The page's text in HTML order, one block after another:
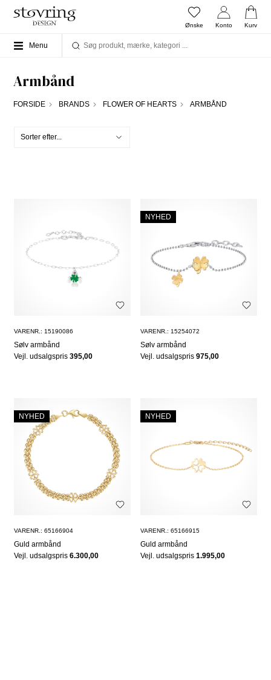
Ønske Konto Kurv
Menu
Armbånd
FORSIDE BRANDS FLOWER OF HEARTS ARMBÅND
VARENR.: 15190086
Sølv armbånd
Vejl. udsalgspris 395,00
NYHED
VARENR.: 15254072
Sølv armbånd
Vejl. udsalgspris975,00
NYHED
VARENR.: 65166904
Guld armbånd
Vejl. udsalgspris 6.300,00
NYHED
VARENR.: 65166915
Guld armbånd
Vejl. udsalgspris1.995,00